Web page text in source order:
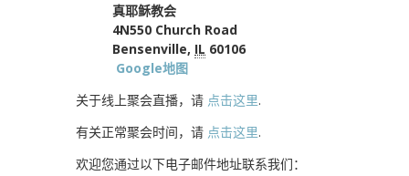
真耶稣教会
4N550 Church Road
Bensenville, IL 60106
Google地图
关于线上聚会直播，请 点击这里.
有关正常聚会时间，请 点击这里.
欢迎您通过以下电子邮件地址联系我们：